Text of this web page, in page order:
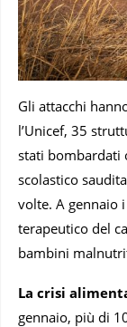
Gli attacchi
l’Unicef, 35
stati bombardati
scolastico
volte. A gennaio
terapeutico del
bambini
La crisi
gennaio, più di